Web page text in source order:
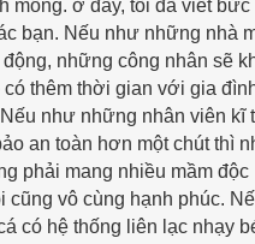
mông. ở đây, tôi đã viết
bạn. Nếu như những nhà
những công nhân sẽ
thêm thời gian với gia
như những nhân viên kĩ
an toàn hơn một chút thì
phải mang nhiều mầm độc
cũng vô cùng hạnh phúc.
có hệ thống liên lạc nhạy